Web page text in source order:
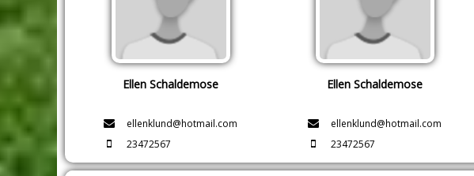
Ellen Schaldemose
ellenklund@hotmail.com
23472567
Ellen Schaldemose
ellenklund@hotmail.com
23472567